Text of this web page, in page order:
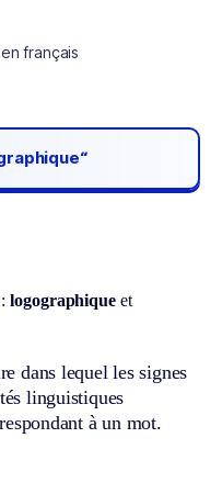
français
:logographique et
dans lequel les signes
linguistiques
à un mot.